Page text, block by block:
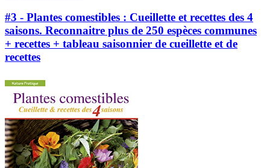
#3 - Plantes comestibles : Cueillette et recettes des 4
saisons. Reconnaitre plus de 250 espèces communes
+ recettes + tableau saisonnier de cueillette et de
recettes